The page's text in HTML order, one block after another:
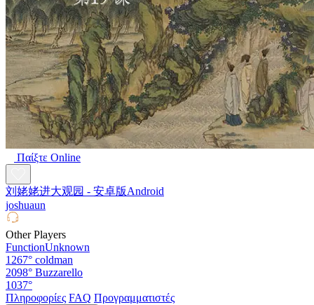
Παίξτε Online
刘姥姥进大观园 - 安卓版Android
joshuaun
Other Players
FunctionUnknown
1267° coldman
2098° Buzzarello
1037°
Πληροφορίες FAQ Προγραμματιστές